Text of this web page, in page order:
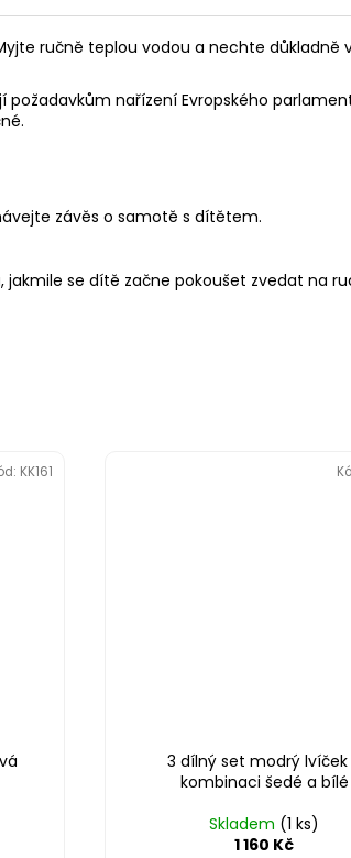
ručně teplou vodou a nechte
nařízení Evropského
závěs o samotě s dítětem.
se dítě začne pokoušet zvedat na
KK161
3 dílný set modrý lvíček
kombinaci šedé a bílé
Skladem (1 ks)
1 160 Kč